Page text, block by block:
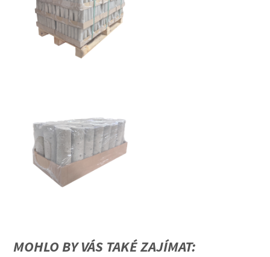
MOHLO BY VÁS TAKÉ ZAJÍMAT: